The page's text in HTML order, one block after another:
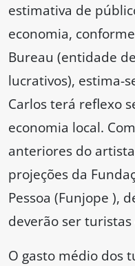
estimativa de
economia,
Bureau (entidade
lucrativos), estima-
Carlos terá reflexo
economia local.
anteriores do
projeções da
Pessoa (Funjope ),
deverão ser
O gasto médio dos